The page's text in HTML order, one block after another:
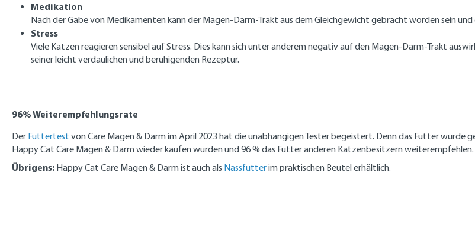
Medikation
Nach der Gabe von Medikamenten kann der Magen-Darm-Trakt aus dem Gleichgewicht gebracht worden sein
Stress
Viele Katzen reagieren sensibel auf Stress. Dies kann sich unter anderem negativ auf den Magen-Darm-Trakt
seiner leicht verdaulichen und beruhigenden Rezeptur.
96% Weiterempfehlungsrate
Der Futtertest von Care Magen & Darm im April 2023 hat die unabhängigen Tester begeistert. Denn das Futter wurde
Happy Cat Care Magen & Darm wieder kaufen würden und 96 % das Futter anderen Katzenbesitzern weiterempfehlen.
Übrigens: Happy Cat Care Magen & Darm ist auch als Nassfutterim praktischen Beutel erhältlich.